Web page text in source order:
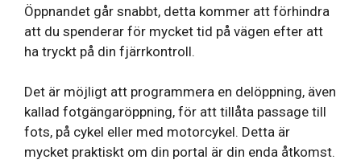
Öppnandet går snabbt, detta kommer att förhindra
att du spenderar för mycket tid på vägen efter att
ha tryckt på din fjärrkontroll.
Det är möjligt att programmera en delöppning, även
kallad fotgängaröppning, för att tillåta passage till
fots, på cykel eller med motorcykel. Detta är
mycket praktiskt om din portal är din enda åtkomst.